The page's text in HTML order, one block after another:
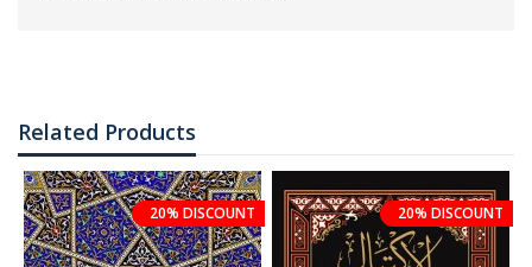
Related Products
20% DISCOUNT 20% DISCOUNT